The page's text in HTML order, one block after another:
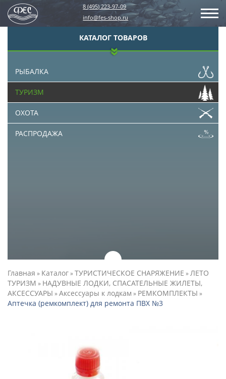
8 (495) 223-97-09
info@fes-shop.ru
КАТАЛОГ ТОВАРОВ
РЫБАЛКА
ТУРИЗМ
ОХОТА
РАСПРОДАЖА
Главная » Каталог»ТУРИСТИЧЕСКОЕ СНАРЯЖЕНИЕ »ЛЕТО
ТУРИЗМ » НАДУВНЫЕ ЛОДКИ, СПАСАТЕЛЬНЫЕ ЖИЛЕТЫ,
АКСЕССУАРЫ »Аксессуары к лодкам » РЕМКОМПЛЕКТЫ »
Аптечка (ремкомплект) для ремонта ПВХ №3